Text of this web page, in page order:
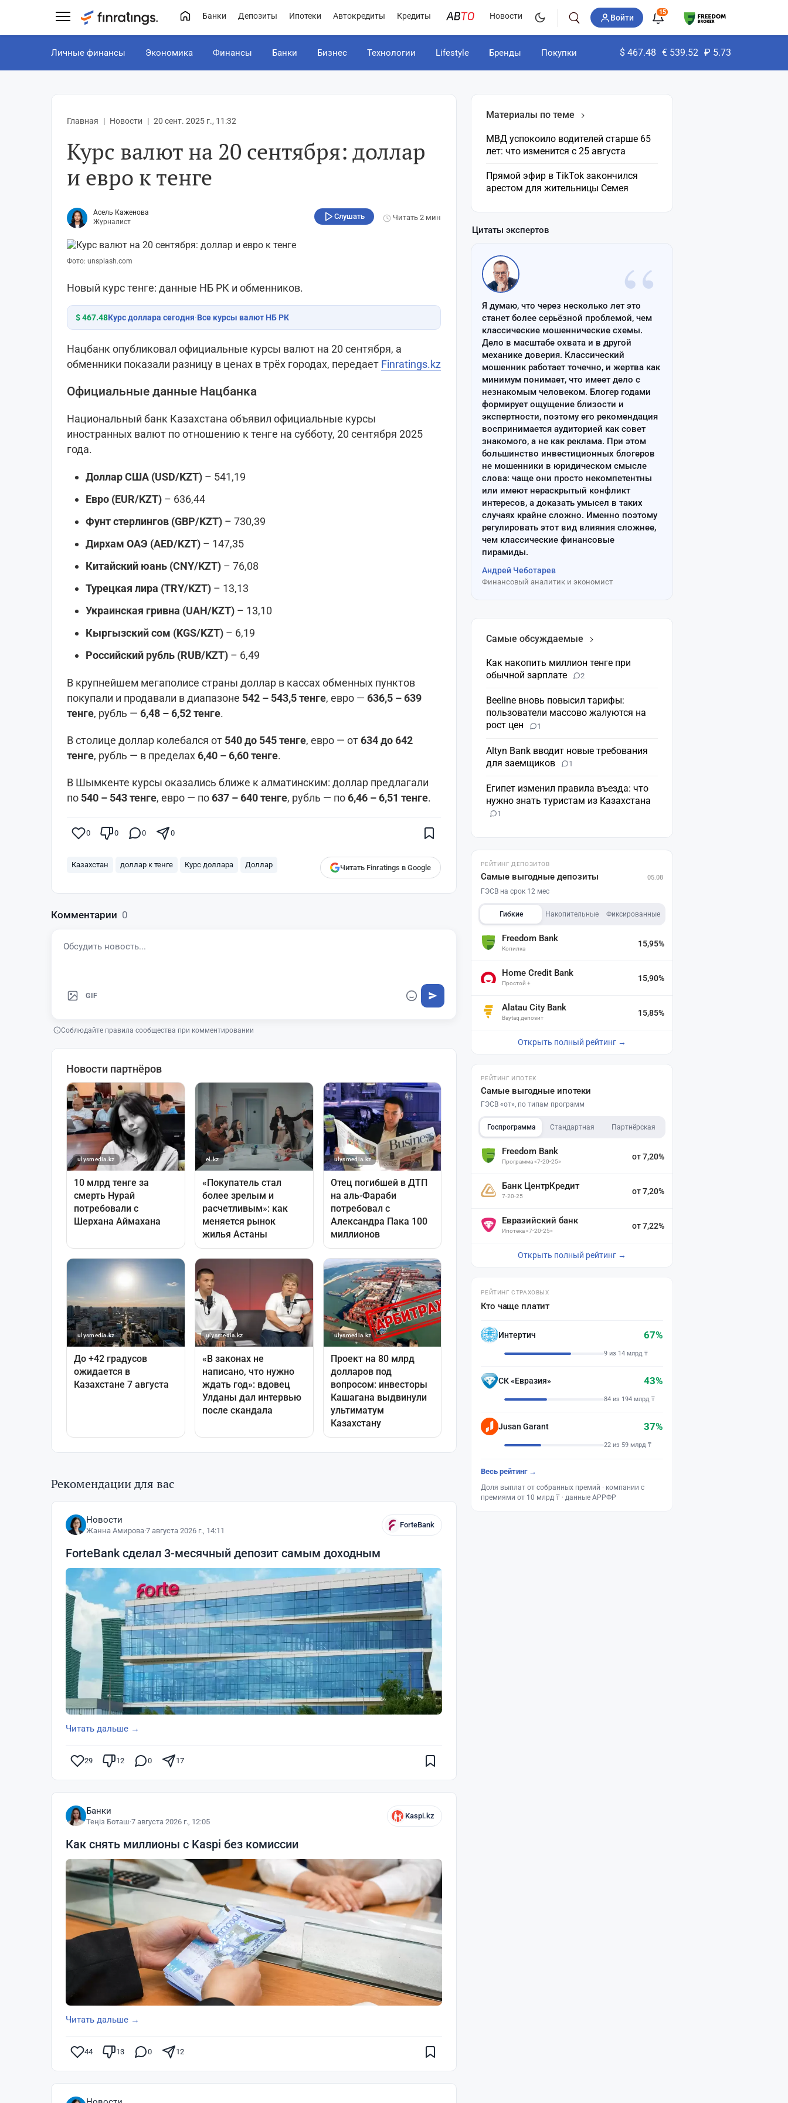
Банки Депозиты Ипотеки Автокредиты Кредиты Новости Войти
15
Личные финансы Экономика Финансы Банки Бизнес Технологии Lifestyle Бренды Покупки $ 467.48 € 539.52 ₽ 5.73
Главная Новости 20 сент. 2025 г., 11:32
Курс валют на 20 сентября: доллар
и евро к тенге
Асель Каженова
Журналист
Слушать Читать2 мин
Фото: unsplash.com
Новый курс тенге: данные НБ РК и обменников.
$ 467.48Курс доллара сегодня·Все курсы валют НБ РК
Нацбанк опубликовал официальные курсы валют на 20 сентября, а
обменники показали разницу в ценах в трёх городах, передает Finratings.kz
Официальные данные Нацбанка
Национальный банк Казахстана объявил официальные курсы
иностранных валют по отношению к тенге на субботу, 20 сентября 2025
года.
Доллар США (USD/KZT) – 541,19
Евро (EUR/KZT) – 636,44
Фунт стерлингов (GBP/KZT) – 730,39
Дирхам ОАЭ (AED/KZT) – 147,35
Китайский юань (CNY/KZT) – 76,08
Турецкая лира (TRY/KZT) – 13,13
Украинская гривна (UAH/KZT) – 13,10
Кыргызский сом (KGS/KZT) – 6,19
Российский рубль (RUB/KZT) – 6,49
В крупнейшем мегаполисе страны доллар в кассах обменных пунктов
покупали и продавали в диапазоне 542 – 543,5 тенге, евро — 636,5 – 639
тенге, рубль — 6,48 – 6,52 тенге.
В столице доллар колебался от 540 до 545 тенге, евро — от634 до 642
тенге, рубль — в пределах6,40 – 6,60 тенге.
В Шымкенте курсы оказались ближе к алматинским: доллар предлагали
по 540 – 543 тенге, евро — по637 – 640 тенге, рубль — по6,46 – 6,51 тенге.
0 0 0 0
Казахстан доллар к тенге Курс доллара Доллар Читать Finratings в Google
Поставьте галочку рядом с
Finratings.kz— и наши материалы
Комментарии 0
GIF
Соблюдайте правила сообщества при комментировании
Рекомендации для вас
Новости
Жанна Амирова·7 августа 2026 г., 14:11
ForteBank
ForteBank сделал 3-месячный депозит самым доходным
Читать дальше →
29 12 0 17
Банки
Теңіз Боташ·7 августа 2026 г., 12:05
Kaspi.kz
Как снять миллионы с Kaspi без комиссии
Читать дальше →
44 13 0 12
Материалы по теме
МВД успокоило водителей старше 65
лет: что изменится с 25 августа
Прямой эфир в TikTok закончился
арестом для жительницы Семея
Цитаты экспертов
“
Я думаю, что через несколько лет это
станет более серьёзной проблемой, чем
классические мошеннические схемы.
Дело в масштабе охвата и в другой
механике доверия. Классический
мошенник работает точечно, и жертва как
минимум понимает, что имеет дело с
незнакомым человеком. Блогер годами
формирует ощущение близости и
экспертности, поэтому его рекомендация
воспринимается аудиторией как совет
знакомого, а не как реклама. При этом
большинство инвестиционных блогеров
не мошенники в юридическом смысле
слова: чаще они просто некомпетентны
или имеют нераскрытый конфликт
интересов, а доказать умысел в таких
случаях крайне сложно. Именно поэтому
регулировать этот вид влияния сложнее,
чем классические финансовые
пирамиды.
Андрей Чеботарев
Финансовый аналитик и экономист
Самые обсуждаемые
Как накопить миллион тенге при
обычной зарплате
2
Beeline вновь повысил тарифы:
пользователи массово жалуются на
рост цен
1
Altyn Bank вводит новые требования
для заемщиков
1
Египет изменил правила въезда: что
нужно знать туристам из Казахстана
1
РЕЙТИНГ ДЕПОЗИТОВ
Самые выгодные депозиты 05.08
ГЭСВ на срок 12 мес
Гибкие Накопительные Фиксированные
Freedom Bank
Копилка
15,95%
Home Credit Bank
Простой +
15,90%
Alatau City Bank
Baytaq депозит
15,85%
Открыть полный рейтинг →
РЕЙТИНГ ИПОТЕК
Самые выгодные ипотеки
ГЭСВ «от», по типам программ
Госпрограмма Стандартная Партнёрская
Freedom Bank
Программа «7-20-25»
от 7,20%
Банк ЦентрКредит
7-20-25
от 7,20%
Евразийский банк
Ипотека «7-20-25»
от 7,22%
Открыть полный рейтинг →
РЕЙТИНГ СТРАХОВЫХ
Кто чаще платит
Интертич 67%
9 из 14 млрд ₸
СК «Евразия» 43%
84 из 194 млрд ₸
Jusan Garant 37%
22 из 59 млрд ₸
Весь рейтинг →
Доля выплат от собранных премий · компании с
премиями от 10 млрд ₸ · данные АРРФР